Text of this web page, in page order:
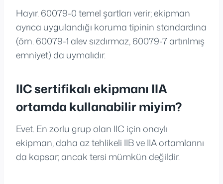
Hayır. 60079-0 temel şartları verir; ekipman
ayrıca uygulandığı koruma tipinin standardına
(örn. 60079-1 alev sızdırmaz, 60079-7 artırılmış
emniyet) da uymalıdır.
IIC sertifikalı ekipmanı IIA
ortamda kullanabilir miyim?
Evet. En zorlu grup olan IIC için onaylı
ekipman, daha az tehlikeli IIB ve IIA ortamlarını
da kapsar; ancak tersi mümkün değildir.